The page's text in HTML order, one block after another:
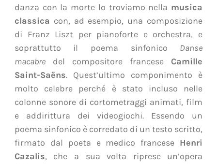
danza con la morte lo troviamo nella musica
classica con, ad esempio, una composizione
di Franz Liszt per pianoforte e orchestra, e
soprattutto il poema sinfonico Danse
macabredel compositore francese Camille
Saint-Saëns. Quest’ultimo componimento è
molto celebre perché è stato incluso nelle
colonne sonore di cortometraggi animati, film
e addirittura dei videogiochi. Essendo un
poema sinfonico è corredato di un testo scritto,
firmato dal poeta e medico francese Henri
Cazalis, che a sua volta riprese un’opera